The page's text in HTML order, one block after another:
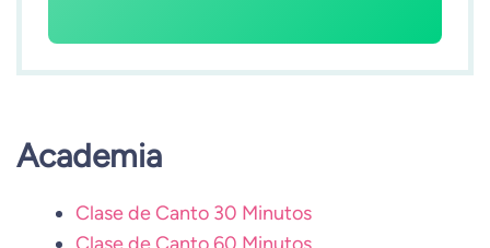
Academia
Clase de Canto 30 Minutos
Clase de Canto 60 Minutos